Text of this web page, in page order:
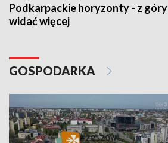
Podkarpackie horyzonty - z góry
widać więcej
GOSPODARKA